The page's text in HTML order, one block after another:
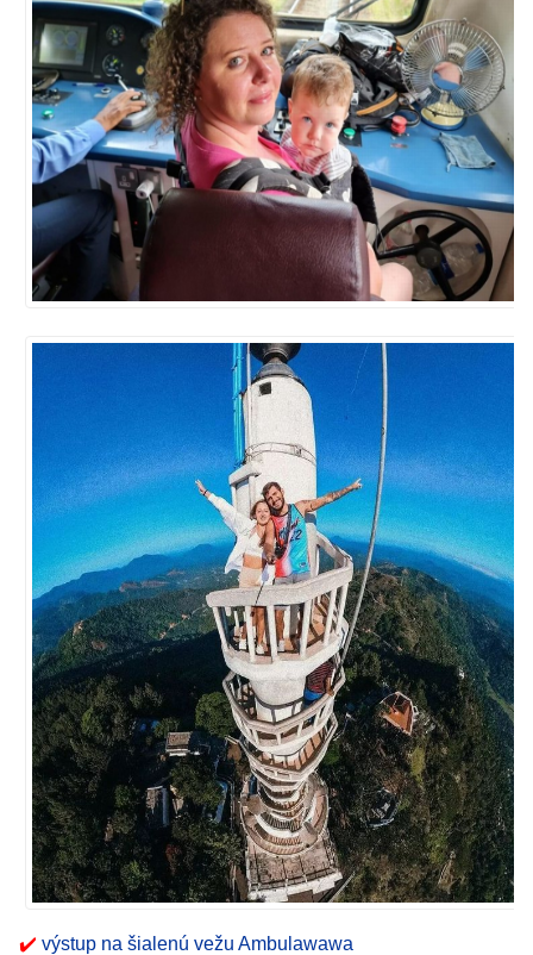
✔️výstup na šialenú vežu Ambulawawa